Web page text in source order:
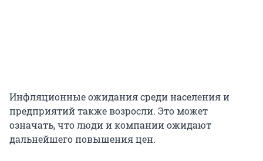
Инфляционные ожидания среди населения и
предприятий также возросли. Это может
означать, что люди и компании ожидают
дальнейшего повышения цен.